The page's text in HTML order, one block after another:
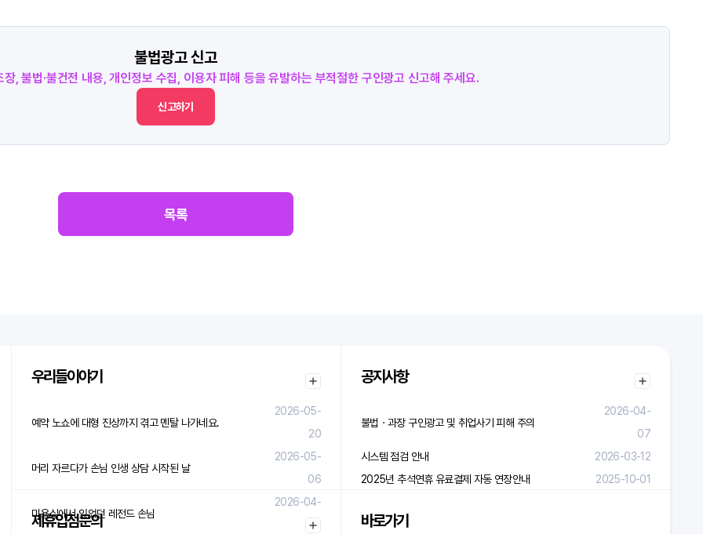
불법광고 신고
장, 불법·불건전 내용, 개인정보 수집, 이용자 피해 등을 유발하는 부적절한 구인광고 신고해 주세요.
신고하기
목록
우리들이야기
예약 노쇼에 대형 진상까지 겪고 멘탈 나가네요.
2026-05-
20
머리 자르다가 손님 인생 상담 시작된 날
2026-05-
06
미용실에서 있었던 레전드 손님
2026-04-
29
제휴입점문의
공지사항
불법ㆍ과장 구인광고 및 취업사기 피해 주의
2026-04-
07
시스템 점검 안내
2026-03-12
2025년 추석연휴 유료결제 자동 연장안내
2025-10-01
바로가기